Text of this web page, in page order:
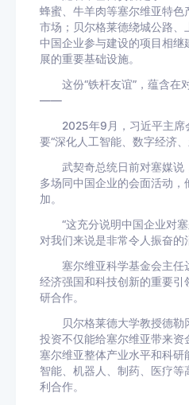
蜂蜜、牛羊肉等塞尔维亚特色
市场；贝尔格莱德绕城公路
中国企业参与建设的项目相
展的重要基础设施。
这份“铁杆友谊”，蕴含在
——
2025年9月，习近平主席
要“深化人工智能、数字经济、
武契奇总统日前对塞媒说
多场同中国企业的会面活动，
加。
“这充分说明中国企业对塞
对我们来说是非常令人振奋的
塞尔维亚科学基金会主任
经济强国和科技创新的重要
研合作。
贝尔格莱德大学教授德勒
投资不仅能给塞尔维亚带来资
塞尔维亚整体产业水平和科研
智能、机器人、制药、医疗等
利合作。